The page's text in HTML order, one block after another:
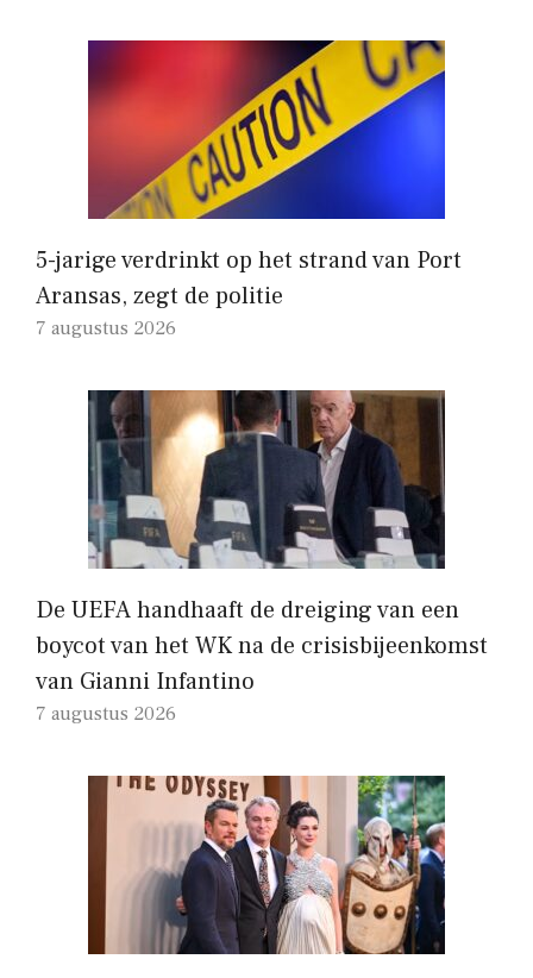
5-jarige verdrinkt op het strand van Port
Aransas, zegt de politie
7 augustus 2026
De UEFA handhaaft de dreiging van een
boycot van het WK na de crisisbijeenkomst
van Gianni Infantino
7 augustus 2026